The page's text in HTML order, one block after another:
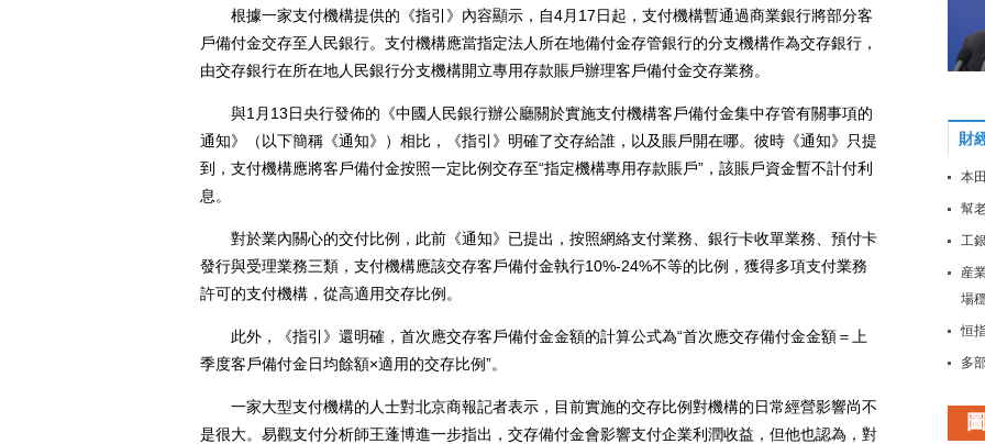
根據一家支付機構提供的《指引》內容顯示，自4月17日起，支付機構暫通過商業銀行將部分客
戶備付金交存至人民銀行。支付機構應當指定法人所在地備付金存管銀行的分支機構作為交存銀行，
由交存銀行在所在地人民銀行分支機構開立專用存款賬戶辦理客戶備付金交存業務。
與1月13日央行發佈的《中國人民銀行辦公廳關於實施支付機構客戶備付金集中存管有關事項的
通知》（以下簡稱《通知》）相比，《指引》明確了交存給誰，以及賬戶開在哪。彼時《通知》只提
到，支付機構應將客戶備付金按照一定比例交存至“指定機構專用存款賬戶”，該賬戶資金暫不計付利
息。
對於業內關心的交付比例，此前《通知》已提出，按照網絡支付業務、銀行卡收單業務、預付卡
發行與受理業務三類，支付機構應該交存客戶備付金執行10%-24%不等的比例，獲得多項支付業務
許可的支付機構，從高適用交存比例。
此外，《指引》還明確，首次應交存客戶備付金金額的計算公式為“首次應交存備付金金額＝上
季度客戶備付金日均餘額×適用的交存比例”。
一家大型支付機構的人士對北京商報記者表示，目前實施的交存比例對機構的日常經營影響尚不
是很大。易觀支付分析師王蓬博進一步指出，交存備付金會影響支付企業利潤收益，但他也認為，對
財
本
幫
工
産
場
恒
多
穩